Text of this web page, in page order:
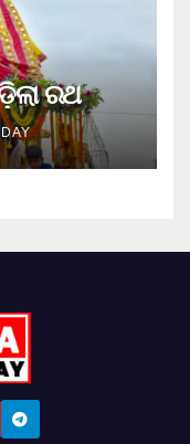
ରଥ